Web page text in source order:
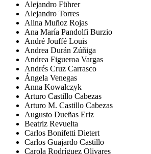
Alejandro Führer
Alejandro Torres
Alina Muñoz Rojas
Ana María Pandolfi Burzio
André Jouffé Louis
Andrea Durán Zúñiga
Andrea Figueroa Vargas
Andrés Cruz Carrasco
Ángela Venegas
Anna Kowalczyk
Arturo Castillo Cabezas
Arturo M. Castillo Cabezas
Augusto Dueñas Eriz
Beatriz Revuelta
Carlos Bonifetti Dietert
Carlos Guajardo Castillo
Carola Rodríguez Olivares